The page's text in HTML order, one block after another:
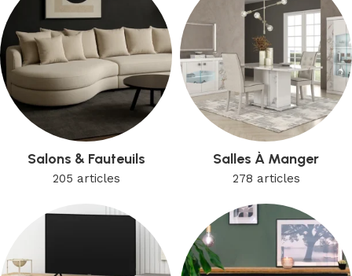
Salons & Fauteuils
205 articles
Salles À Manger
278 articles